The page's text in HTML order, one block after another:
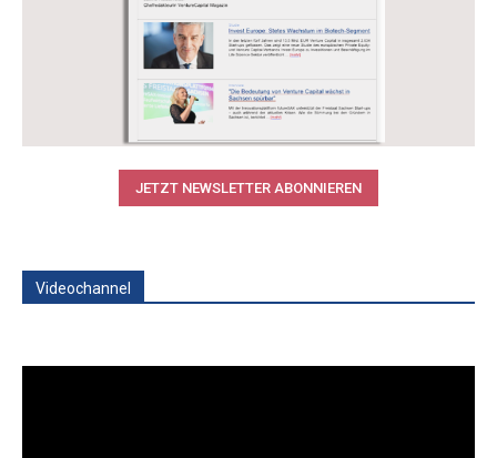
JETZT NEWSLETTER ABONNIEREN
Videochannel